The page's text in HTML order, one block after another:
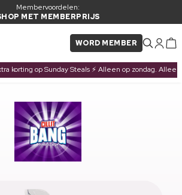
Membervoordelen:
MET MEMBERPRIJS
WORD MEMBER
korting op Sunday Steals ⚡ Alleen op zondag.